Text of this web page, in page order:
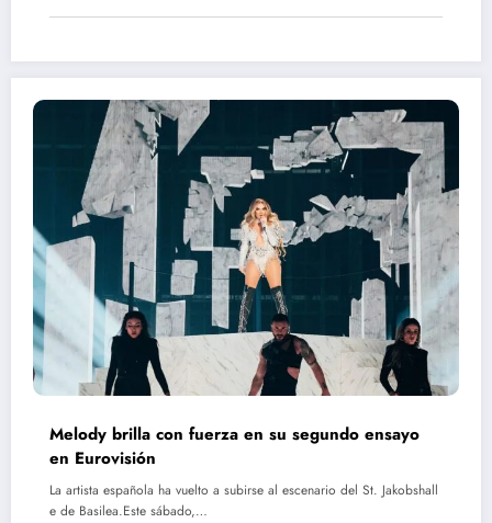
Melody brilla con fuerza en su segundo ensayo
en Eurovisión
La artista española ha vuelto a subirse al escenario del St. Jakobshall
e de Basilea.Este sábado,…